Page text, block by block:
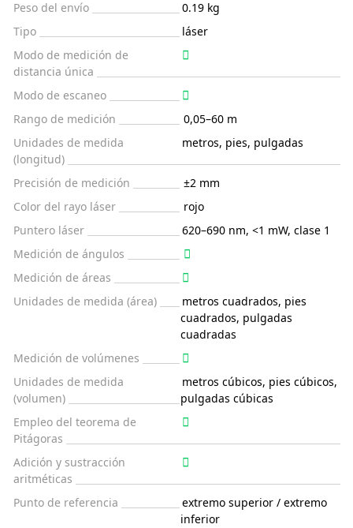
Peso del envío
0.19 kg
Tipo
láser
Modo de medición de
distancia única
Modo de escaneo
Rango de medición
0,05–60 m
Unidades de medida
(longitud)
metros, pies, pulgadas
Precisión de medición
±2 mm
Color del rayo láser
rojo
Puntero láser
620–690 nm, <1 mW, clase 1
Medición de ángulos
Medición de áreas
Unidades de medida (área)
metros cuadrados, pies
cuadrados, pulgadas
cuadradas
Medición de volúmenes
Unidades de medida
(volumen)
metros cúbicos, pies cúbicos,
pulgadas cúbicas
Empleo del teorema de
Pitágoras
Adición y sustracción
aritméticas
Punto de referencia
extremo superior / extremo
inferior